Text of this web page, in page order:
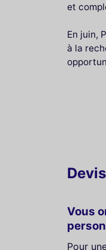
et
En juin,
à la
Vous
Pour